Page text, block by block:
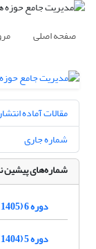
صفحه اصلی
مقالات آماده
شماره جاری
شماره‌های پیشین
دوره 6 (1405)
دوره 5 (1404)